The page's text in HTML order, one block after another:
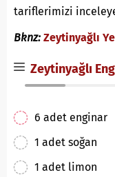
tariflerimizi
Bknz: Zeytinyağlı
Zeytinyağlı
6 adet enginar
1 adet soğan
1 adet limon